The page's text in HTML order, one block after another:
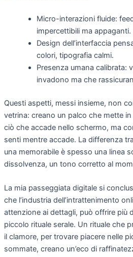
Micro-interazioni fluide:
impercettibili ma appaganti.
Design dell’interfaccia
colori, tipografia calmi.
Presenza umana calibrata:
invadono ma che
Questi aspetti, messi insieme, non
vetrina: creano un palco che mette in
ciò che accade nello schermo, ma
senti mentre accade. La differenza
una memorabile è spesso una linea
dissolvenza, un tono corretto al
La mia passeggiata digitale si
che l’industria dell’intrattenimento
attenzione ai dettagli, può offrire più
piccolo rituale serale. Un rituale che
il clamore, per trovare piacere nelle
sommate, creano un’eco di